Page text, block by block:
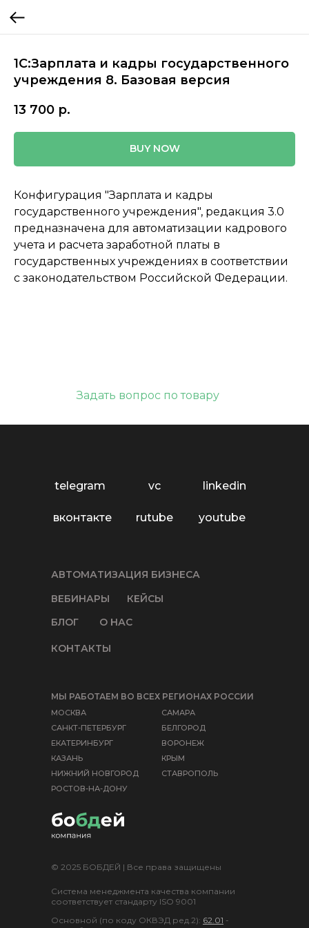
1С:Зарплата и кадры государственного
учреждения 8. Базовая версия
13 700 р.
BUY NOW
Конфигурация "Зарплата и кадры
государственного учреждения", редакция 3.0
предназначена для автоматизации кадрового
учета и расчета заработной платы в
государственных учреждениях в соответствии
с законодательством Российской Федерации.
Задать вопрос по товару
vc linkedin
вконтакте rutube youtube
КРЫМ
СТАВРОПОЛЬ
БЕЛГОРОД
ВОРОНЕЖ
САМАРА
РОСТОВ-НА-ДОНУ
НИЖНИЙ НОВГОРОД
КАЗАНЬ
ЕКАТЕРИНБУРГ
САНКТ-ПЕТЕРБУРГ
МОСКВА
ВЕБИНАРЫ КЕЙСЫ
КОНТАКТЫ
О НАС
АВТОМАТИЗАЦИЯ БИЗНЕСА
БЛОГ
© 2025 БОБДЕЙ | Все права защищены
telegram
Основной (по коду ОКВЭД ред.2): 62.01 -
Система менеджмента качества компании
соответствует стандарту ISO 9001
МЫ РАБОТАЕМ ВО ВСЕХ РЕГИОНАХ РОССИИ